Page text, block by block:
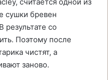
сушки бревен
результате со
Поэтому после
чистят, а
заново.